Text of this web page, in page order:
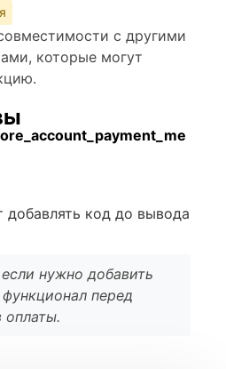
с другими
которые могут
добавлять код до вывода
нужно добавить
перед